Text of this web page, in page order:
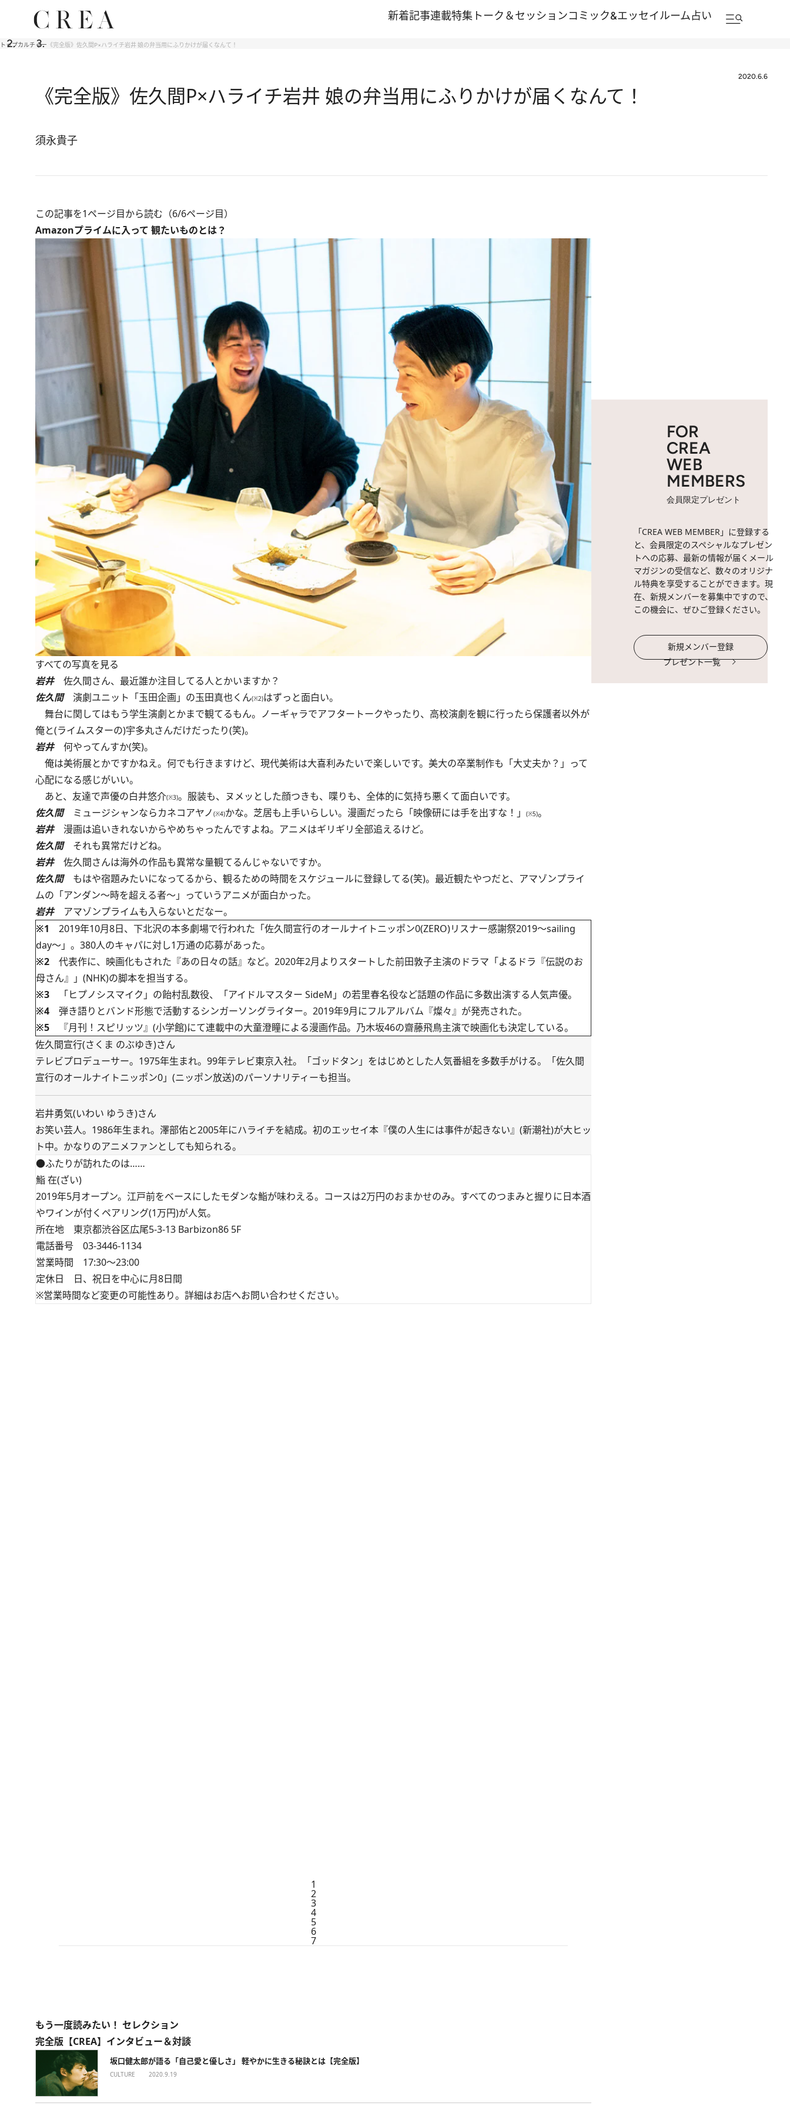
新着記事連載特集 トーク＆セッションコミック&エッセイルーム占い
トップカルチャー 《完全版》佐久間P×ハライチ岩井 娘の弁当用にふりかけが届くなんて！
2020.6.6
《完全版》佐久間P×ハライチ岩井 娘の弁当用にふりかけが届くなんて！
須永貴子
この記事を1ページ目から読む（6/6ページ目）
Amazonプライムに入って 観たいものとは？
すべての写真を見る
岩井佐久間さん、最近誰か注目してる人とかいますか？
佐久間演劇ユニット「玉田企画」の玉田真也くん(※2)はずっと面白い。
舞台に関してはもう学生演劇とかまで観てるもん。ノーギャラでアフタートークやったり、高校演劇を観に行ったら保護者以外が
俺と(ライムスターの)宇多丸さんだけだったり(笑)。
岩井何やってんすか(笑)。
俺は美術展とかですかねえ。何でも行きますけど、現代美術は大喜利みたいで楽しいです。美大の卒業制作も「大丈夫か？」って
心配になる感じがいい。
あと、友達で声優の白井悠介(※3)。服装も、ヌメッとした顔つきも、喋りも、全体的に気持ち悪くて面白いです。
佐久間ミュージシャンならカネコアヤノ (※4)かな。芝居も上手いらしい。漫画だったら「映像研には手を出すな！」 (※5)。
岩井漫画は追いきれないからやめちゃったんですよね。アニメはギリギリ全部追えるけど。
佐久間それも異常だけどね。
岩井佐久間さんは海外の作品も異常な量観てるんじゃないですか。
佐久間もはや宿題みたいになってるから、観るための時間をスケジュールに登録してる(笑)。最近観たやつだと、アマゾンプライ
ムの「アンダン～時を超える者～」っていうアニメが面白かった。
岩井アマゾンプライムも入らないとだなー。
※1 2019年10月8日、下北沢の本多劇場で行われた「佐久間宣行のオールナイトニッポン0(ZERO)リスナー感謝祭2019～sailing
day～」。380人のキャパに対し1万通の応募があった。
※2 代表作に、映画化もされた『あの日々の話』など。2020年2月よりスタートした前田敦子主演のドラマ「よるドラ『伝説のお
母さん』」(NHK)の脚本を担当する。
※3 「ヒプノシスマイク」の飴村乱数役、「アイドルマスター SideM」の若里春名役など話題の作品に多数出演する人気声優。
※4 弾き語りとバンド形態で活動するシンガーソングライター。2019年9月にフルアルバム『燦々』が発売された。
※5 『月刊！スピリッツ』(小学館)にて連載中の大童澄瞳による漫画作品。乃木坂46の齋藤飛鳥主演で映画化も決定している。
佐久間宣行(さくま のぶゆき)さん
テレビプロデューサー。1975年生まれ。99年テレビ東京入社。「ゴッドタン」をはじめとした人気番組を多数手がける。「佐久間
宣行のオールナイトニッポン0」(ニッポン放送)のパーソナリティーも担当。
岩井勇気(いわい ゆうき)さん
お笑い芸人。1986年生まれ。澤部佑と2005年にハライチを結成。初のエッセイ本『僕の人生には事件が起きない』(新潮社)が大ヒッ
ト中。かなりのアニメファンとしても知られる。
●ふたりが訪れたのは……
鮨 在(ざい)
2019年5月オープン。江戸前をベースにしたモダンな鮨が味わえる。コースは2万円のおまかせのみ。すべてのつまみと握りに日本酒
やワインが付くペアリング(1万円)が人気。
所在地 東京都渋谷区広尾5-3-13 Barbizon86 5F
電話番号 03-3446-1134
営業時間 17:30～23:00
定休日 日、祝日を中心に月8日間
※営業時間など変更の可能性あり。詳細はお店へお問い合わせください。
1
2
3
4
5
6
7
もう一度読みたい！ セレクション
完全版【CREA】インタビュー＆対談
坂口健太郎が語る「自己愛と優しさ」 軽やかに生きる秘訣とは【完全版】
CULTURE 2020.9.19
FOR
CREA
WEB
MEMBERS
会員限定プレゼント
「CREA WEB MEMBER」に登録する
と、会員限定のスペシャルなプレゼン
トへの応募、最新の情報が届くメール
マガジンの受信など、数々のオリジナ
ル特典を享受することができます。現
在、新規メンバーを募集中ですので、
この機会に、ぜひご登録ください。
新規メンバー登録
プレゼント一覧